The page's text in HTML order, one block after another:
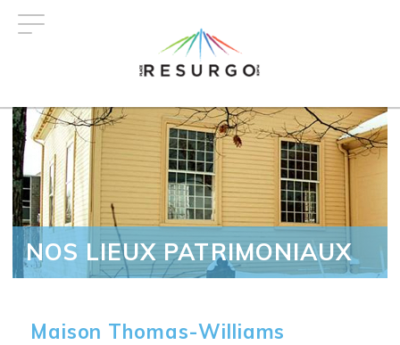
NOS LIEUX PATRIMONIAUX
Maison Thomas-Williams